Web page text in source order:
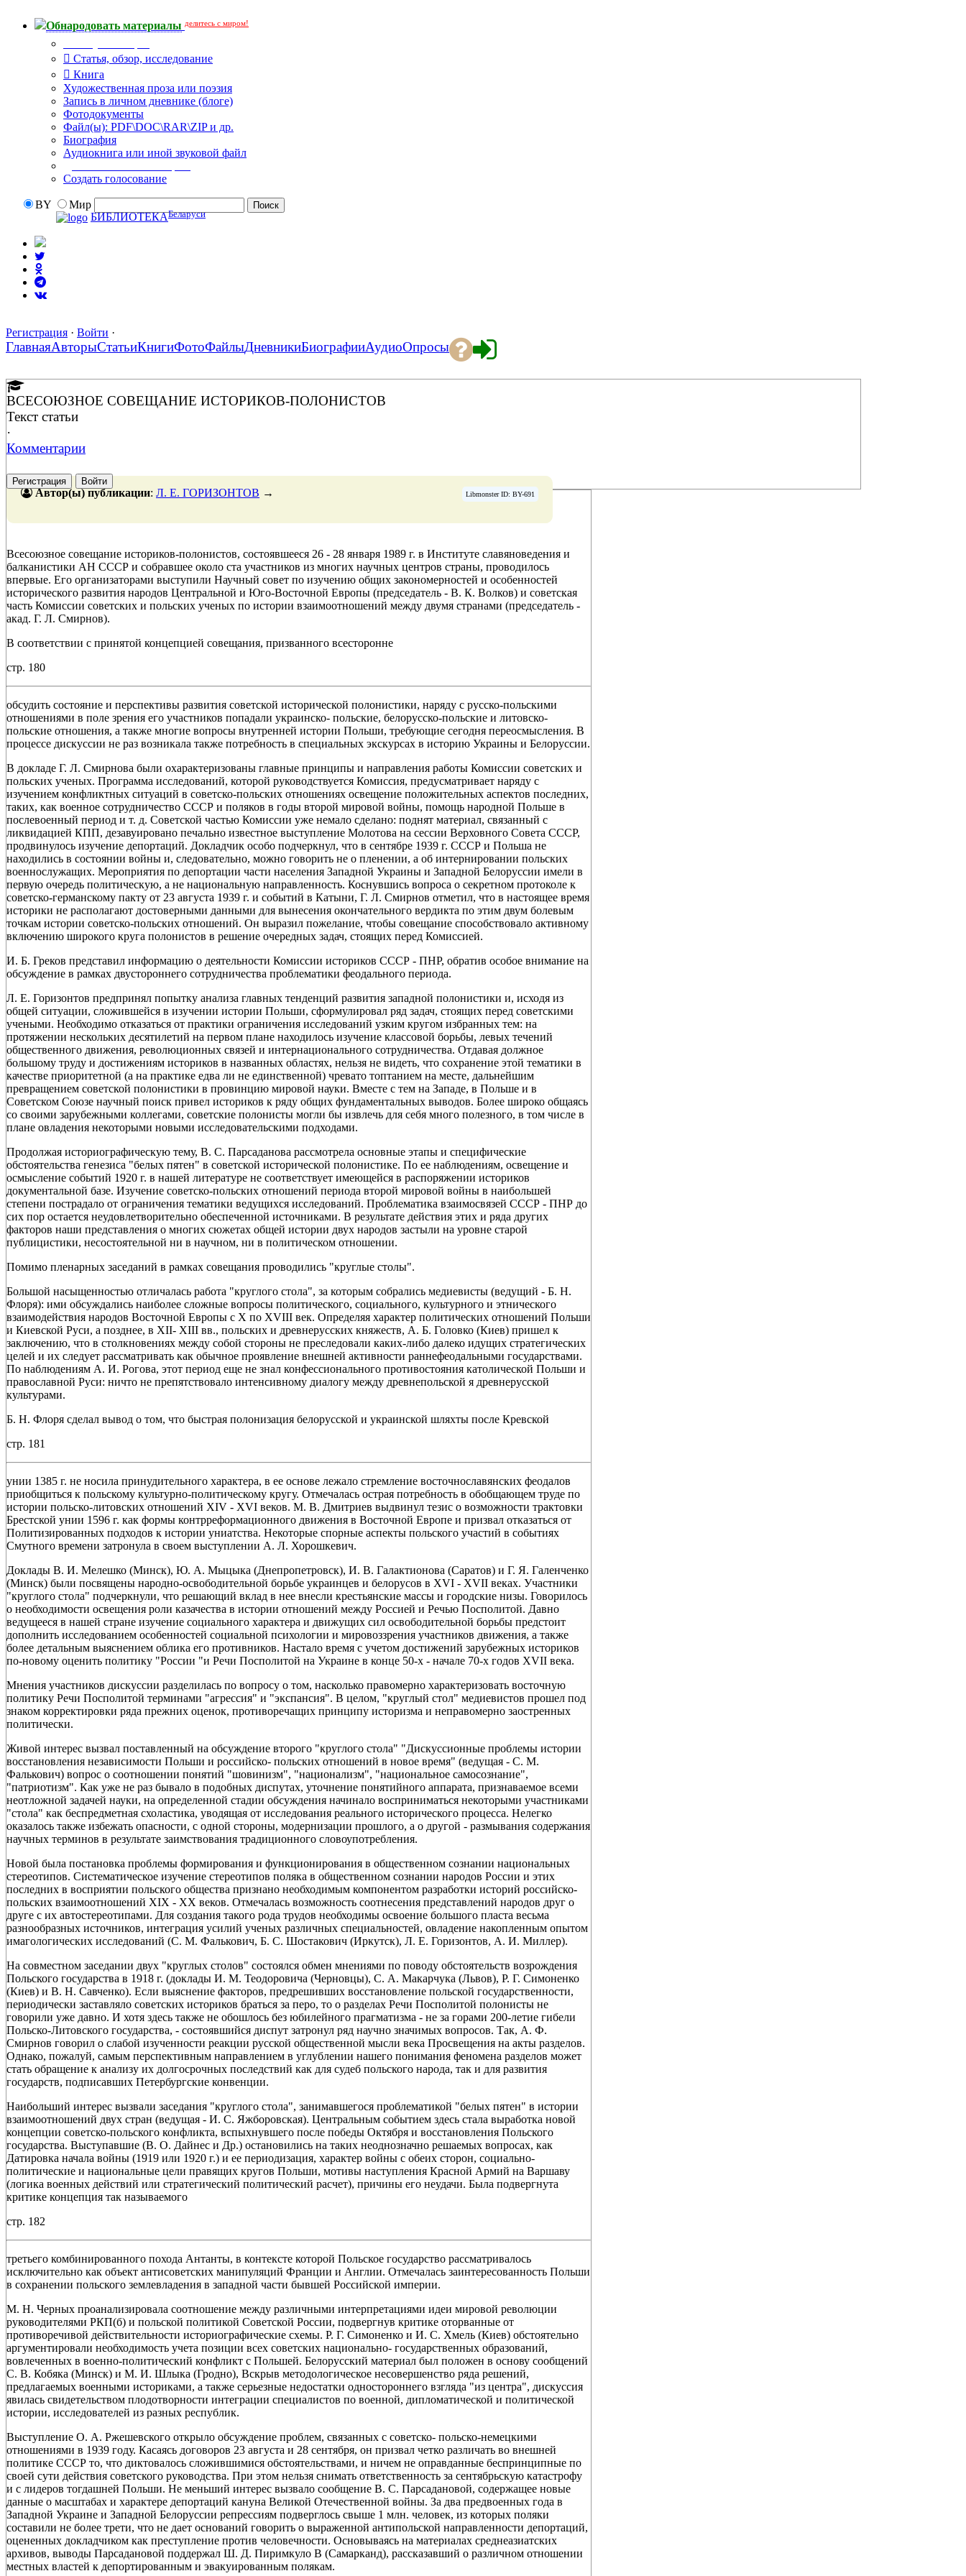
Обнародовать материалы делитесь с миром!
Статья, обзор, исследование
Книга
Художественная проза или поэзия
Запись в личном дневнике (блоге)
Фотодокументы
Файл(ы): PDF\DOC\RAR\ZIP и др.
Биография
Аудиокнига или иной звуковой файл
Создать голосование
BY
Мир
БИБЛИОТЕКАБеларуси
Регистрация · Войти ·
ГлавнаяАвторыСтатьиКнигиФотоФайлыДневникиБиографииАудиоОпросы
ВСЕСОЮЗНОЕ СОВЕЩАНИЕ ИСТОРИКОВ-ПОЛОНИСТОВ
Текст статьи
·
Комментарии
Регистрация Войти
Libmonster ID: BY-691
Автор(ы) публикации: Л. Е. ГОРИЗОНТОВ →
Всесоюзное совещание историков-полонистов, состоявшееся 26 - 28 января 1989 г. в Институте славяноведения и
балканистики АН СССР и собравшее около ста участников из многих научных центров страны, проводилось
впервые. Его организаторами выступили Научный совет по изучению общих закономерностей и особенностей
исторического развития народов Центральной и Юго-Восточной Европы (председатель - В. К. Волков) и советская
часть Комиссии советских и польских ученых по истории взаимоотношений между двумя странами (председатель -
акад. Г. Л. Смирнов).
В соответствии с принятой концепцией совещания, призванного всесторонне
стр. 180
обсудить состояние и перспективы развития советской исторической полонистики, наряду с русско-польскими
отношениями в поле зрения его участников попадали украинско- польские, белорусско-польские и литовско-
польские отношения, а также многие вопросы внутренней истории Польши, требующие сегодня переосмысления. В
процессе дискуссии не раз возникала также потребность в специальных экскурсах в историю Украины и Белоруссии.
В докладе Г. Л. Смирнова были охарактеризованы главные принципы и направления работы Комиссии советских и
польских ученых. Программа исследований, которой руководствуется Комиссия, предусматривает наряду с
изучением конфликтных ситуаций в советско-польских отношениях освещение положительных аспектов последних,
таких, как военное сотрудничество СССР и поляков в годы второй мировой войны, помощь народной Польше в
послевоенный период и т. д. Советской частью Комиссии уже немало сделано: поднят материал, связанный с
ликвидацией КПП, дезавуировано печально известное выступление Молотова на сессии Верховного Совета СССР,
продвинулось изучение депортаций. Докладчик особо подчеркнул, что в сентябре 1939 г. СССР и Польша не
находились в состоянии войны и, следовательно, можно говорить не о пленении, а об интернировании польских
военнослужащих. Мероприятия по депортации части населения Западной Украины и Западной Белоруссии имели в
первую очередь политическую, а не национальную направленность. Коснувшись вопроса о секретном протоколе к
советско-германскому пакту от 23 августа 1939 г. и событий в Катыни, Г. Л. Смирнов отметил, что в настоящее время
историки не располагают достоверными данными для вынесения окончательного вердикта по этим двум болевым
точкам истории советско-польских отношений. Он выразил пожелание, чтобы совещание способствовало активному
включению широкого круга полонистов в решение очередных задач, стоящих перед Комиссией.
И. Б. Греков представил информацию о деятельности Комиссии историков СССР - ПНР, обратив особое внимание на
обсуждение в рамках двустороннего сотрудничества проблематики феодального периода.
Л. Е. Горизонтов предпринял попытку анализа главных тенденций развития западной полонистики и, исходя из
общей ситуации, сложившейся в изучении истории Польши, сформулировал ряд задач, стоящих перед советскими
учеными. Необходимо отказаться от практики ограничения исследований узким кругом избранных тем: на
протяжении нескольких десятилетий на первом плане находилось изучение классовой борьбы, левых течений
общественного движения, революционных связей и интернационального сотрудничества. Отдавая должное
большому труду и достижениям историков в названных областях, нельзя не видеть, что сохранение этой тематики в
качестве приоритетной (а на практике едва ли не единственной) чревато топтанием на месте, дальнейшим
превращением советской полонистики в провинцию мировой науки. Вместе с тем на Западе, в Польше и в
Советском Союзе научный поиск привел историков к ряду общих фундаментальных выводов. Более широко общаясь
со своими зарубежными коллегами, советские полонисты могли бы извлечь для себя много полезного, в том числе в
плане овладения некоторыми новыми исследовательскими подходами.
Продолжая историографическую тему, В. С. Парсаданова рассмотрела основные этапы и специфические
обстоятельства генезиса "белых пятен" в советской исторической полонистике. По ее наблюдениям, освещение и
осмысление событий 1920 г. в нашей литературе не соответствует имеющейся в распоряжении историков
документальной базе. Изучение советско-польских отношений периода второй мировой войны в наибольшей
степени пострадало от ограничения тематики ведущихся исследований. Проблематика взаимосвязей СССР - ПНР до
сих пор остается неудовлетворительно обеспеченной источниками. В результате действия этих и ряда других
факторов наши представления о многих сюжетах общей истории двух народов застыли на уровне старой
публицистики, несостоятельной ни в научном, ни в политическом отношении.
Помимо пленарных заседаний в рамках совещания проводились "круглые столы".
Большой насыщенностью отличалась работа "круглого стола", за которым собрались медиевисты (ведущий - Б. Н.
Флоря): ими обсуждались наиболее сложные вопросы политического, социального, культурного и этнического
взаимодействия народов Восточной Европы с X по XVIII век. Определяя характер политических отношений Польши
и Киевской Руси, а позднее, в XII- XIII вв., польских и древнерусских княжеств, А. Б. Головко (Киев) пришел к
заключению, что в столкновениях между собой стороны не преследовали каких-либо далеко идущих стратегических
целей и их следует рассматривать как обычное проявление внешней активности раннефеодальными государствами.
По наблюдениям А. И. Рогова, этот период еще не знал конфессионального противостояния католической Польши и
православной Руси: ничто не препятствовало интенсивному диалогу между древнепольской я древнерусской
культурами.
Б. Н. Флоря сделал вывод о том, что быстрая полонизация белорусской и украинской шляхты после Кревской
стр. 181
унии 1385 г. не носила принудительного характера, в ее основе лежало стремление восточнославянских феодалов
приобщиться к польскому культурно-политическому кругу. Отмечалась острая потребность в обобщающем труде по
истории польско-литовских отношений XIV - XVI веков. М. В. Дмитриев выдвинул тезис о возможности трактовки
Брестской унии 1596 г. как формы контрреформационного движения в Восточной Европе и призвал отказаться от
Политизированных подходов к истории униатства. Некоторые спорные аспекты польского участий в событиях
Смутного времени затронула в своем выступлении А. Л. Хорошкевич.
Доклады В. И. Мелешко (Минск), Ю. А. Мыцыка (Днепропетровск), И. В. Галактионова (Саратов) и Г. Я. Галенченко
(Минск) были посвящены народно-освободительной борьбе украинцев и белорусов в XVI - XVII веках. Участники
"круглого стола" подчеркнули, что решающий вклад в нее внесли крестьянские массы и городские низы. Говорилось
о необходимости освещения роли казачества в истории отношений между Россией и Речью Посполитой. Давно
ведущееся в нашей стране изучение социального характера и движущих сил освободительной борьбы предстоит
дополнить исследованием особенностей социальной психологии и мировоззрения участников движения, а также
более детальным выяснением облика его противников. Настало время с учетом достижений зарубежных историков
по-новому оценить политику "России "и Речи Посполитой на Украине в конце 50-х - начале 70-х годов XVII века.
Мнения участников дискуссии разделилась по вопросу о том, насколько правомерно характеризовать восточную
политику Речи Посполитой терминами "агрессия" и "экспансия". В целом, "круглый стол" медиевистов прошел под
знаком корректировки ряда прежних оценок, противоречащих принципу историзма и неправомерно заостренных
политически.
Живой интерес вызвал поставленный на обсуждение второго "круглого стола" "Дискуссионные проблемы истории
восстановления независимости Польши и российско- польских отношений в новое время" (ведущая - С. М.
Фалькович) вопрос о соотношении понятий "шовинизм", "национализм", "национальное самосознание",
"патриотизм". Как уже не раз бывало в подобных диспутах, уточнение понятийного аппарата, признаваемое всеми
неотложной задачей науки, на определенной стадии обсуждения начинало восприниматься некоторыми участниками
"стола" как беспредметная схоластика, уводящая от исследования реального исторического процесса. Нелегко
оказалось также избежать опасности, с одной стороны, модернизации прошлого, а о другой - размывания содержания
научных терминов в результате заимствования традиционного словоупотребления.
Новой была постановка проблемы формирования и функционирования в общественном сознании национальных
стереотипов. Систематическое изучение стереотипов поляка в общественном сознании народов России и этих
последних в восприятии польского общества признано необходимым компонентом разработки историй российско-
польских взаимоотношений XIX - XX веков. Отмечалась возможность соотнесения представлений народов друг о
друге с их автостереотипами. Для создания такого рода трудов необходимы освоение большого пласта весьма
разнообразных источников, интеграция усилий ученых различных специальностей, овладение накопленным опытом
имагологических исследований (С. М. Фалькович, Б. С. Шостакович (Иркутск), Л. Е. Горизонтов, А. И. Миллер).
На совместном заседании двух "круглых столов" состоялся обмен мнениями по поводу обстоятельств возрождения
Польского государства в 1918 г. (доклады И. М. Теодоровича (Черновцы), С. А. Макарчука (Львов), Р. Г. Симоненко
(Киев) и В. Н. Савченко). Если выяснение факторов, предрешивших восстановление польской государственности,
периодически заставляло советских историков браться за перо, то о разделах Речи Посполитой полонисты не
говорили уже давно. И хотя здесь также не обошлось без юбилейного прагматизма - не за горами 200-летие гибели
Польско-Литовского государства, - состоявшийся диспут затронул ряд научно значимых вопросов. Так, А. Ф.
Смирнов говорил о слабой изученности реакции русской общественной мысли века Просвещения на акты разделов.
Однако, пожалуй, самым перспективным направлением в углублении нашего понимания феномена разделов может
стать обращение к анализу их долгосрочных последствий как для судеб польского народа, так и для развития
государств, подписавших Петербургские конвенции.
Наибольший интерес вызвали заседания "круглого стола", занимавшегося проблематикой "белых пятен" в истории
взаимоотношений двух стран (ведущая - И. С. Яжборовская). Центральным событием здесь стала выработка новой
концепции советско-польского конфликта, вспыхнувшего после победы Октября и восстановления Польского
государства. Выступавшие (В. О. Дайнес и Др.) остановились на таких неоднозначно решаемых вопросах, как
Датировка начала войны (1919 или 1920 г.) и ее периодизация, характер войны с обеих сторон, социально-
политические и национальные цели правящих кругов Польши, мотивы наступления Красной Армий на Варшаву
(логика военных действий или стратегический политический расчет), причины его неудачи. Была подвергнута
критике концепция так называемого
стр. 182
третьего комбинированного похода Антанты, в контексте которой Польское государство рассматривалось
исключительно как объект антисоветских манипуляций Франции и Англии. Отмечалась заинтересованность Польши
в сохранении польского землевладения в западной части бывшей Российской империи.
М. Н. Черных проанализировала соотношение между различными интерпретациями идеи мировой революции
руководителями РКП(б) и польской политикой Советской России, подвергнув критике оторванные от
противоречивой действительности историографические схемы. Р. Г. Симоненко и И. С. Хмель (Киев) обстоятельно
аргументировали необходимость учета позиции всех советских национально- государственных образований,
вовлеченных в военно-политический конфликт с Польшей. Белорусский материал был положен в основу сообщений
С. В. Кобяка (Минск) и М. И. Шлыка (Гродно), Вскрыв методологическое несовершенство ряда решений,
предлагаемых военными историками, а также серьезные недостатки одностороннего взгляда "из центра", дискуссия
явилась свидетельством плодотворности интеграции специалистов по военной, дипломатической и политической
истории, исследователей из разных республик.
Выступление О. А. Ржешевского открыло обсуждение проблем, связанных с советско- польско-немецкими
отношениями в 1939 году. Касаясь договоров 23 августа и 28 сентября, он призвал четко различать во внешней
политике СССР то, что диктовалось сложившимися обстоятельствами, и ничем не оправданные беспринципные по
своей сути действия советского руководства. При этом нельзя снимать ответственность за сентябрьскую катастрофу
и с лидеров тогдашней Польши. Не меньший интерес вызвало сообщение В. С. Парсадановой, содержащее новые
данные о масштабах и характере депортаций кануна Великой Отечественной войны. За два предвоенных года в
Западной Украине и Западной Белоруссии репрессиям подверглось свыше 1 млн. человек, из которых поляки
составили не более трети, что не дает оснований говорить о выраженной антипольской направленности депортаций,
оцененных докладчиком как преступление против человечности. Основываясь на материалах среднеазиатских
архивов, выводы Парсадановой поддержал Ш. Д. Пиримкуло В (Самарканд), рассказавший о различном отношении
местных властей к депортированным и эвакуированным полякам.